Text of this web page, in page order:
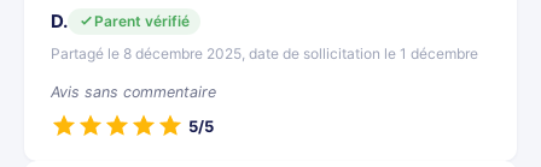
D.
Parent vérifié
Partagé le 8 décembre 2025, date de sollicitation le 1 décembre
Avis sans commentaire
5/5